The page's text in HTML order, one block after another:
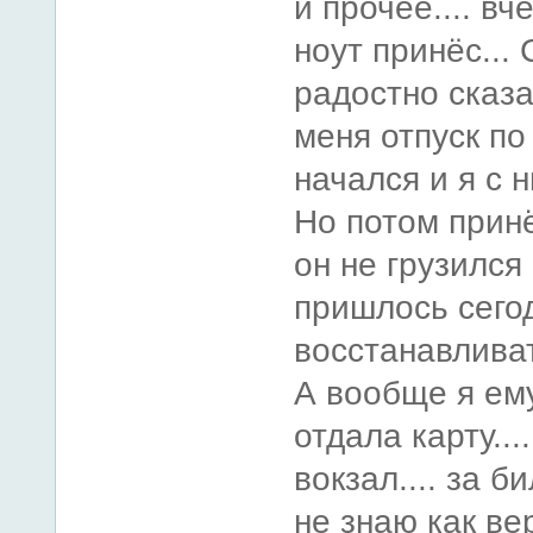
и прочее....
ноут принёс...
радостно
меня отпуск
начался и я с
Но потом
он не
пришлось
А вообще я
отдала
вокзал.... за
не знаю как